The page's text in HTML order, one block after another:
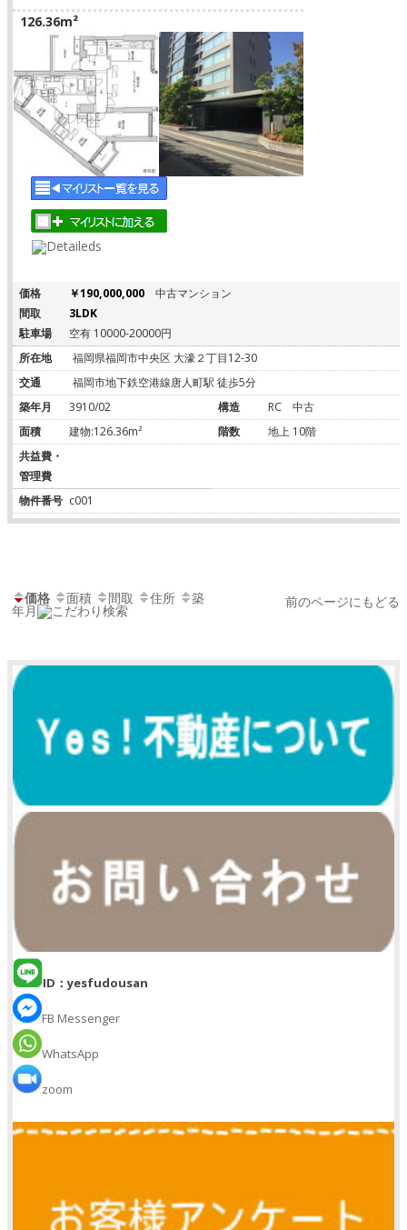
126.36m²
価格 ￥190,000,000
中古マンション
間取
3LDK
駐車場
空有 10000-20000円
所在地
福岡県福岡市中央区 大濠２丁目12-30
交通
福岡市地下鉄空港線唐人町駅 徒歩5分
築年月
3910/02 構造 RC
中古
面積
建物:126.36m² 階数
地上 10階
共益費・
管理費
物件番号 c001
価格 面積 間取 住所 築
年月
前のページにもどる
ID：yesfudousan
FB Messenger
WhatsApp
zoom